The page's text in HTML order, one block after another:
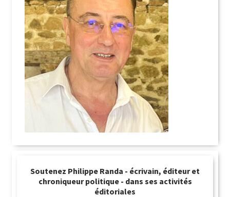
Soutenez Philippe Randa - écrivain, éditeur et
chroniqueur politique - dans ses activités
éditoriales